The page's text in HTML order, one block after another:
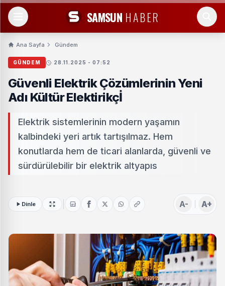
SAMSUN HABER
Ana Sayfa Gündem
GÜNDEM 28.11.2025 - 07:52
Güvenli Elektrik Çözümlerinin Yeni
Adı Kültür Elektirikçİ
Elektrik sistemlerinin modern yaşamın
kalbindeki yeri artık tartışılmaz. Hem
konutlarda hem de ticari alanlarda, güvenli ve
sürdürülebilir bir elektrik altyapıs
Dinle A- A+